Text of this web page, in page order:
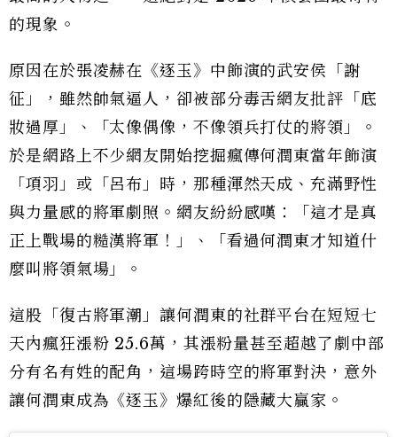
的現象。
原因在於張凌赫在《逐玉》中飾演的武安侯「謝
征」，雖然帥氣逼人，卻被部分毒舌網友批評「底
妝過厚」、「太像偶像，不像領兵打仗的將領」。
於是網路上不少網友開始挖掘瘋傳何潤東當年飾演
「項羽」或「呂布」時，那種渾然天成、充滿野性
與力量感的將軍劇照。網友紛紛感嘆：「這才是真
正上戰場的糙漢將軍！」、「看過何潤東才知道什
麼叫將領氣場」。
這股「復古將軍潮」讓何潤東的社群平台在短短七
天內瘋狂漲粉 25.6萬，其漲粉量甚至超越了劇中部
分有名有姓的配角，這場跨時空的將軍對決，意外
讓何潤東成為《逐玉》爆紅後的隱藏大贏家。